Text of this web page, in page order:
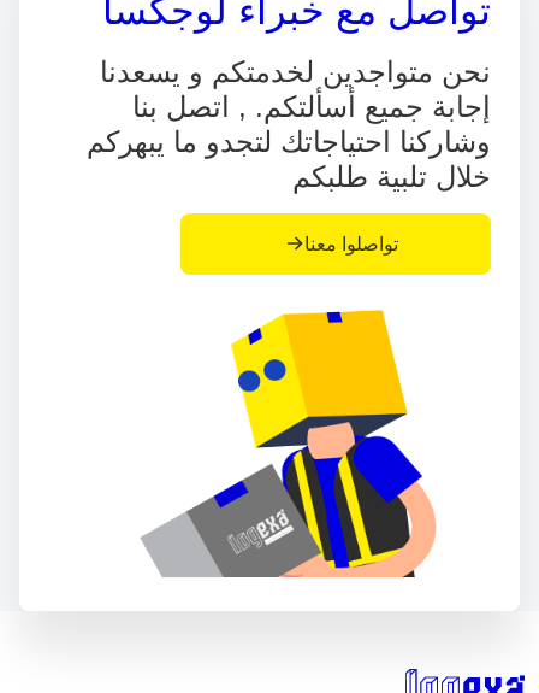
تواصل مع خبراء لوجكسا
نحن متواجدين لخدمتكم و يسعدنا
إجابة جميع أسألتكم. , اتصل بنا
وشاركنا احتياجاتك لتجدو ما يبهركم
خلال تلبية طلبكم
تواصلوا معنا